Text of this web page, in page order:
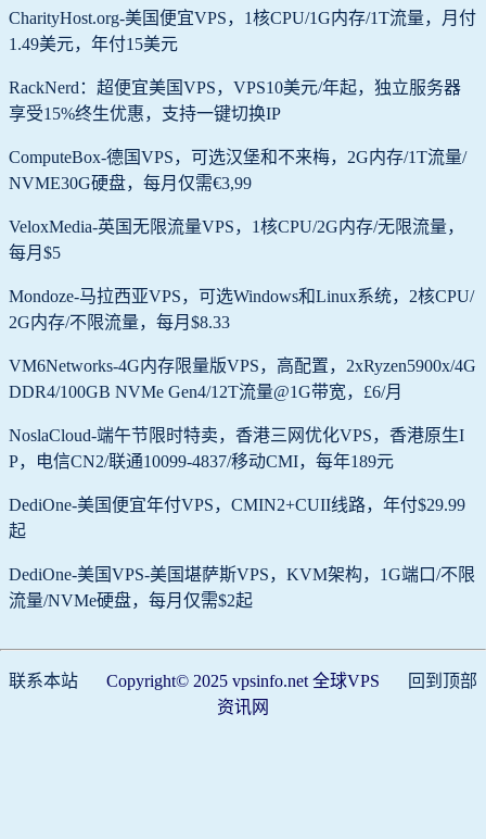
CharityHost.org-美国便宜VPS，1核CPU/1G内存/1T流量，月付
1.49美元，年付15美元
RackNerd：超便宜美国VPS，VPS10美元/年起，独立服务器
享受15%终生优惠，支持一键切换IP
ComputeBox-德国VPS，可选汉堡和不来梅，2G内存/1T流量/
NVME30G硬盘，每月仅需€3,99
VeloxMedia-英国无限流量VPS，1核CPU/2G内存/无限流量，
每月$5
Mondoze-马拉西亚VPS，可选Windows和Linux系统，2核CPU/
2G内存/不限流量，每月$8.33
VM6Networks-4G内存限量版VPS，高配置，2xRyzen5900x/4G
DDR4/100GB NVMe Gen4/12T流量@1G带宽，£6/月
NoslaCloud-端午节限时特卖，香港三网优化VPS，香港原生I
P，电信CN2/联通10099-4837/移动CMI，每年189元
DediOne-美国便宜年付VPS，CMIN2+CUII线路，年付$29.99
起
DediOne-美国VPS-美国堪萨斯VPS，KVM架构，1G端口/不限
流量/NVMe硬盘，每月仅需$2起
联系本站
Copyright© 2025 vpsinfo.net 全球VPS
资讯网
回到顶部